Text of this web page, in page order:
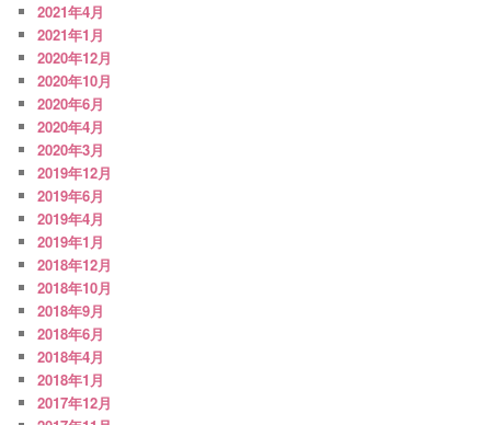
2021年4月
2021年1月
2020年12月
2020年10月
2020年6月
2020年4月
2020年3月
2019年12月
2019年6月
2019年4月
2019年1月
2018年12月
2018年10月
2018年9月
2018年6月
2018年4月
2018年1月
2017年12月